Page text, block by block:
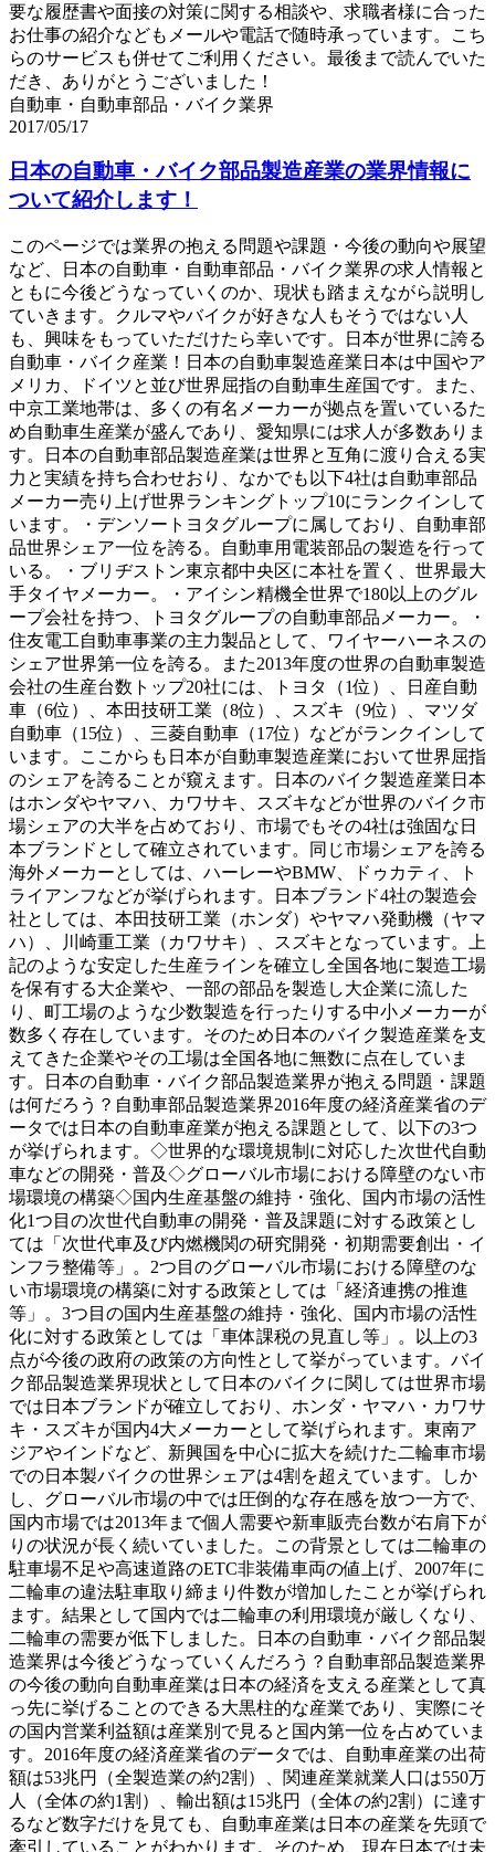
要な履歴書や面接の対策に関する相談や、求職者様に合った
お仕事の紹介などもメールや電話で随時承っています。こち
らのサービスも併せてご利用ください。最後まで読んでいた
だき、ありがとうございました！
自動車・自動車部品・バイク業界
2017/05/17
日本の自動車・バイク部品製造産業の業界情報に
ついて紹介します！
このページでは業界の抱える問題や課題・今後の動向や展望
など、日本の自動車・自動車部品・バイク業界の求人情報と
ともに今後どうなっていくのか、現状も踏まえながら説明し
ていきます。クルマやバイクが好きな人もそうではない人
も、興味をもっていただけたら幸いです。日本が世界に誇る
自動車・バイク産業！日本の自動車製造産業日本は中国やア
メリカ、ドイツと並び世界屈指の自動車生産国です。また、
中京工業地帯は、多くの有名メーカーが拠点を置いているた
め自動車生産業が盛んであり、愛知県には求人が多数ありま
す。日本の自動車部品製造産業は世界と互角に渡り合える実
力と実績を持ち合わせおり、なかでも以下4社は自動車部品
メーカー売り上げ世界ランキングトップ10にランクインして
います。・デンソートヨタグループに属しており、自動車部
品世界シェア一位を誇る。自動車用電装部品の製造を行って
いる。・ブリヂストン東京都中央区に本社を置く、世界最大
手タイヤメーカー。・アイシン精機全世界で180以上のグル
ープ会社を持つ、トヨタグループの自動車部品メーカー。・
住友電工自動車事業の主力製品として、ワイヤーハーネスの
シェア世界第一位を誇る。また2013年度の世界の自動車製造
会社の生産台数トップ20社には、トヨタ（1位）、日産自動
車（6位）、本田技研工業（8位）、スズキ（9位）、マツダ
自動車（15位）、三菱自動車（17位）などがランクインして
います。ここからも日本が自動車製造産業において世界屈指
のシェアを誇ることが窺えます。日本のバイク製造産業日本
はホンダやヤマハ、カワサキ、スズキなどが世界のバイク市
場シェアの大半を占めており、市場でもその4社は強固な日
本ブランドとして確立されています。同じ市場シェアを誇る
海外メーカーとしては、ハーレーやBMW、ドゥカティ、ト
ライアンフなどが挙げられます。日本ブランド4社の製造会
社としては、本田技研工業（ホンダ）やヤマハ発動機（ヤマ
ハ）、川崎重工業（カワサキ）、スズキとなっています。上
記のような安定した生産ラインを確立し全国各地に製造工場
を保有する大企業や、一部の部品を製造し大企業に流した
り、町工場のような少数製造を行ったりする中小メーカーが
数多く存在しています。そのため日本のバイク製造産業を支
えてきた企業やその工場は全国各地に無数に点在していま
す。日本の自動車・バイク部品製造業界が抱える問題・課題
は何だろう？自動車部品製造業界2016年度の経済産業省のデ
ータでは日本の自動車産業が抱える課題として、以下の3つ
が挙げられます。◇世界的な環境規制に対応した次世代自動
車などの開発・普及◇グローバル市場における障壁のない市
場環境の構築◇国内生産基盤の維持・強化、国内市場の活性
化1つ目の次世代自動車の開発・普及課題に対する政策とし
ては「次世代車及び内燃機関の研究開発・初期需要創出・イ
ンフラ整備等」。2つ目のグローバル市場における障壁のな
い市場環境の構築に対する政策としては「経済連携の推進
等」。3つ目の国内生産基盤の維持・強化、国内市場の活性
化に対する政策としては「車体課税の見直し等」。以上の3
点が今後の政府の政策の方向性として挙がっています。バイ
ク部品製造業界現状として日本のバイクに関しては世界市場
では日本ブランドが確立しており、ホンダ・ヤマハ・カワサ
キ・スズキが国内4大メーカーとして挙げられます。東南ア
ジアやインドなど、新興国を中心に拡大を続けた二輪車市場
での日本製バイクの世界シェアは4割を超えています。しか
し、グローバル市場の中では圧倒的な存在感を放つ一方で、
国内市場では2013年まで個人需要や新車販売台数が右肩下が
りの状況が長く続いていました。この背景としては二輪車の
駐車場不足や高速道路のETC非装備車両の値上げ、2007年に
二輪車の違法駐車取り締まり件数が増加したことが挙げられ
ます。結果として国内では二輪車の利用環境が厳しくなり、
二輪車の需要が低下しました。日本の自動車・バイク部品製
造業界は今後どうなっていくんだろう？自動車部品製造業界
の今後の動向自動車産業は日本の経済を支える産業として真
っ先に挙げることのできる大黒柱的な産業であり、実際にそ
の国内営業利益額は産業別で見ると国内第一位を占めていま
す。2016年度の経済産業省のデータでは、自動車産業の出荷
額は53兆円（全製造業の約2割）、関連産業就業人口は550万
人（全体の約1割）、輸出額は15兆円（全体の約2割）に達す
るなど数字だけを見ても、自動車産業は日本の産業を先頭で
牽引していることがわかります。そのため、現在日本では未